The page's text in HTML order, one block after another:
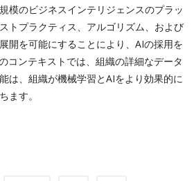
模のビジネスインテリジェンスのプラッ
トプラクティス、アルゴリズム、および
開を可能にすることにより、AIの採用を
コンテキストでは、組織の詳細なデータ
は、組織が機械学習とAIをより効果的に
ます。